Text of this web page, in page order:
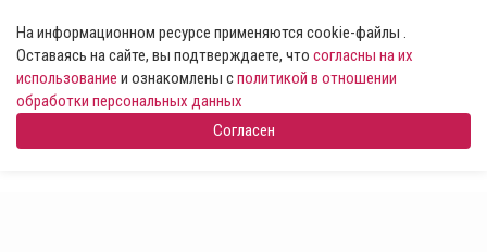
На информационном ресурсе применяются cookie-файлы .
Оставаясь на сайте, вы подтверждаете, что согласны на их
использование и ознакомлены сполитикой в отношении
обработки персональных данных
Согласен